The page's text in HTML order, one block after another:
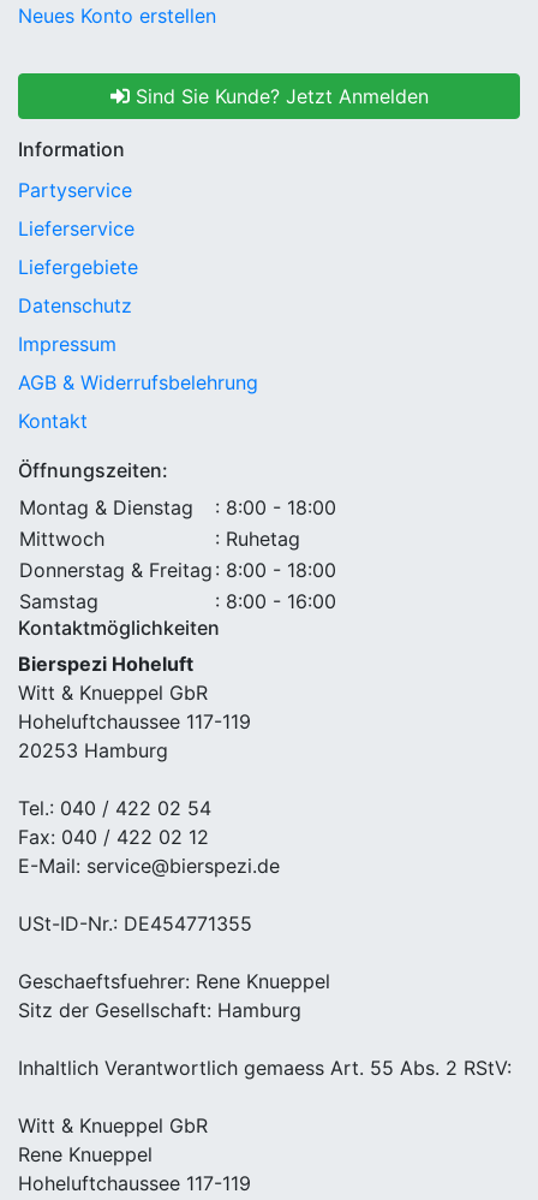
Neues Konto erstellen
Sind Sie Kunde? Jetzt Anmelden
Information
Partyservice
Lieferservice
Liefergebiete
Datenschutz
Impressum
AGB & Widerrufsbelehrung
Kontakt
Öffnungszeiten:
Montag & Dienstag
: 8:00 - 18:00
Mittwoch
: Ruhetag
Donnerstag & Freitag : 8:00 - 18:00
Samstag
: 8:00 - 16:00
Kontaktmöglichkeiten
Bierspezi Hoheluft
Witt & Knueppel GbR
Hoheluftchaussee 117-119
20253 Hamburg
Tel.: 040 / 422 02 54
Fax: 040 / 422 02 12
E-Mail: service@bierspezi.de
USt-ID-Nr.: DE454771355
Geschaeftsfuehrer: Rene Knueppel
Sitz der Gesellschaft: Hamburg
Inhaltlich Verantwortlich gemaess Art. 55 Abs. 2 RStV:
Witt & Knueppel GbR
Rene Knueppel
Hoheluftchaussee 117-119